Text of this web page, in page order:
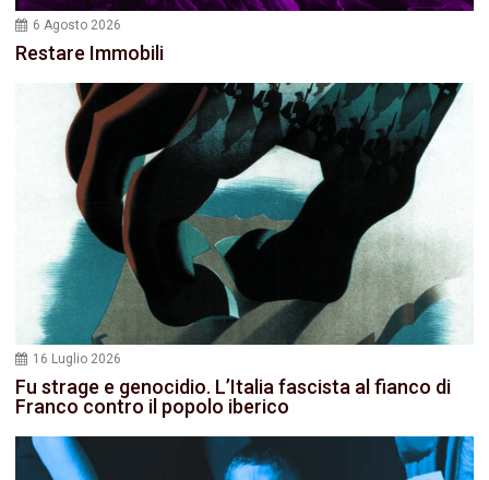
6 Agosto 2026
Restare Immobili
16 Luglio 2026
Fu strage e genocidio. L’Italia fascista al fianco di
Franco contro il popolo iberico